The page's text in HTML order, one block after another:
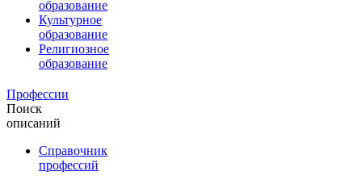
образование
Культурное
образование
Религиозное
образование
Профессии
Поиск
описаний
Справочник
профессий